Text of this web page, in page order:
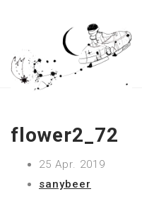
flower2_72
25 Apr. 2019
sanybeer